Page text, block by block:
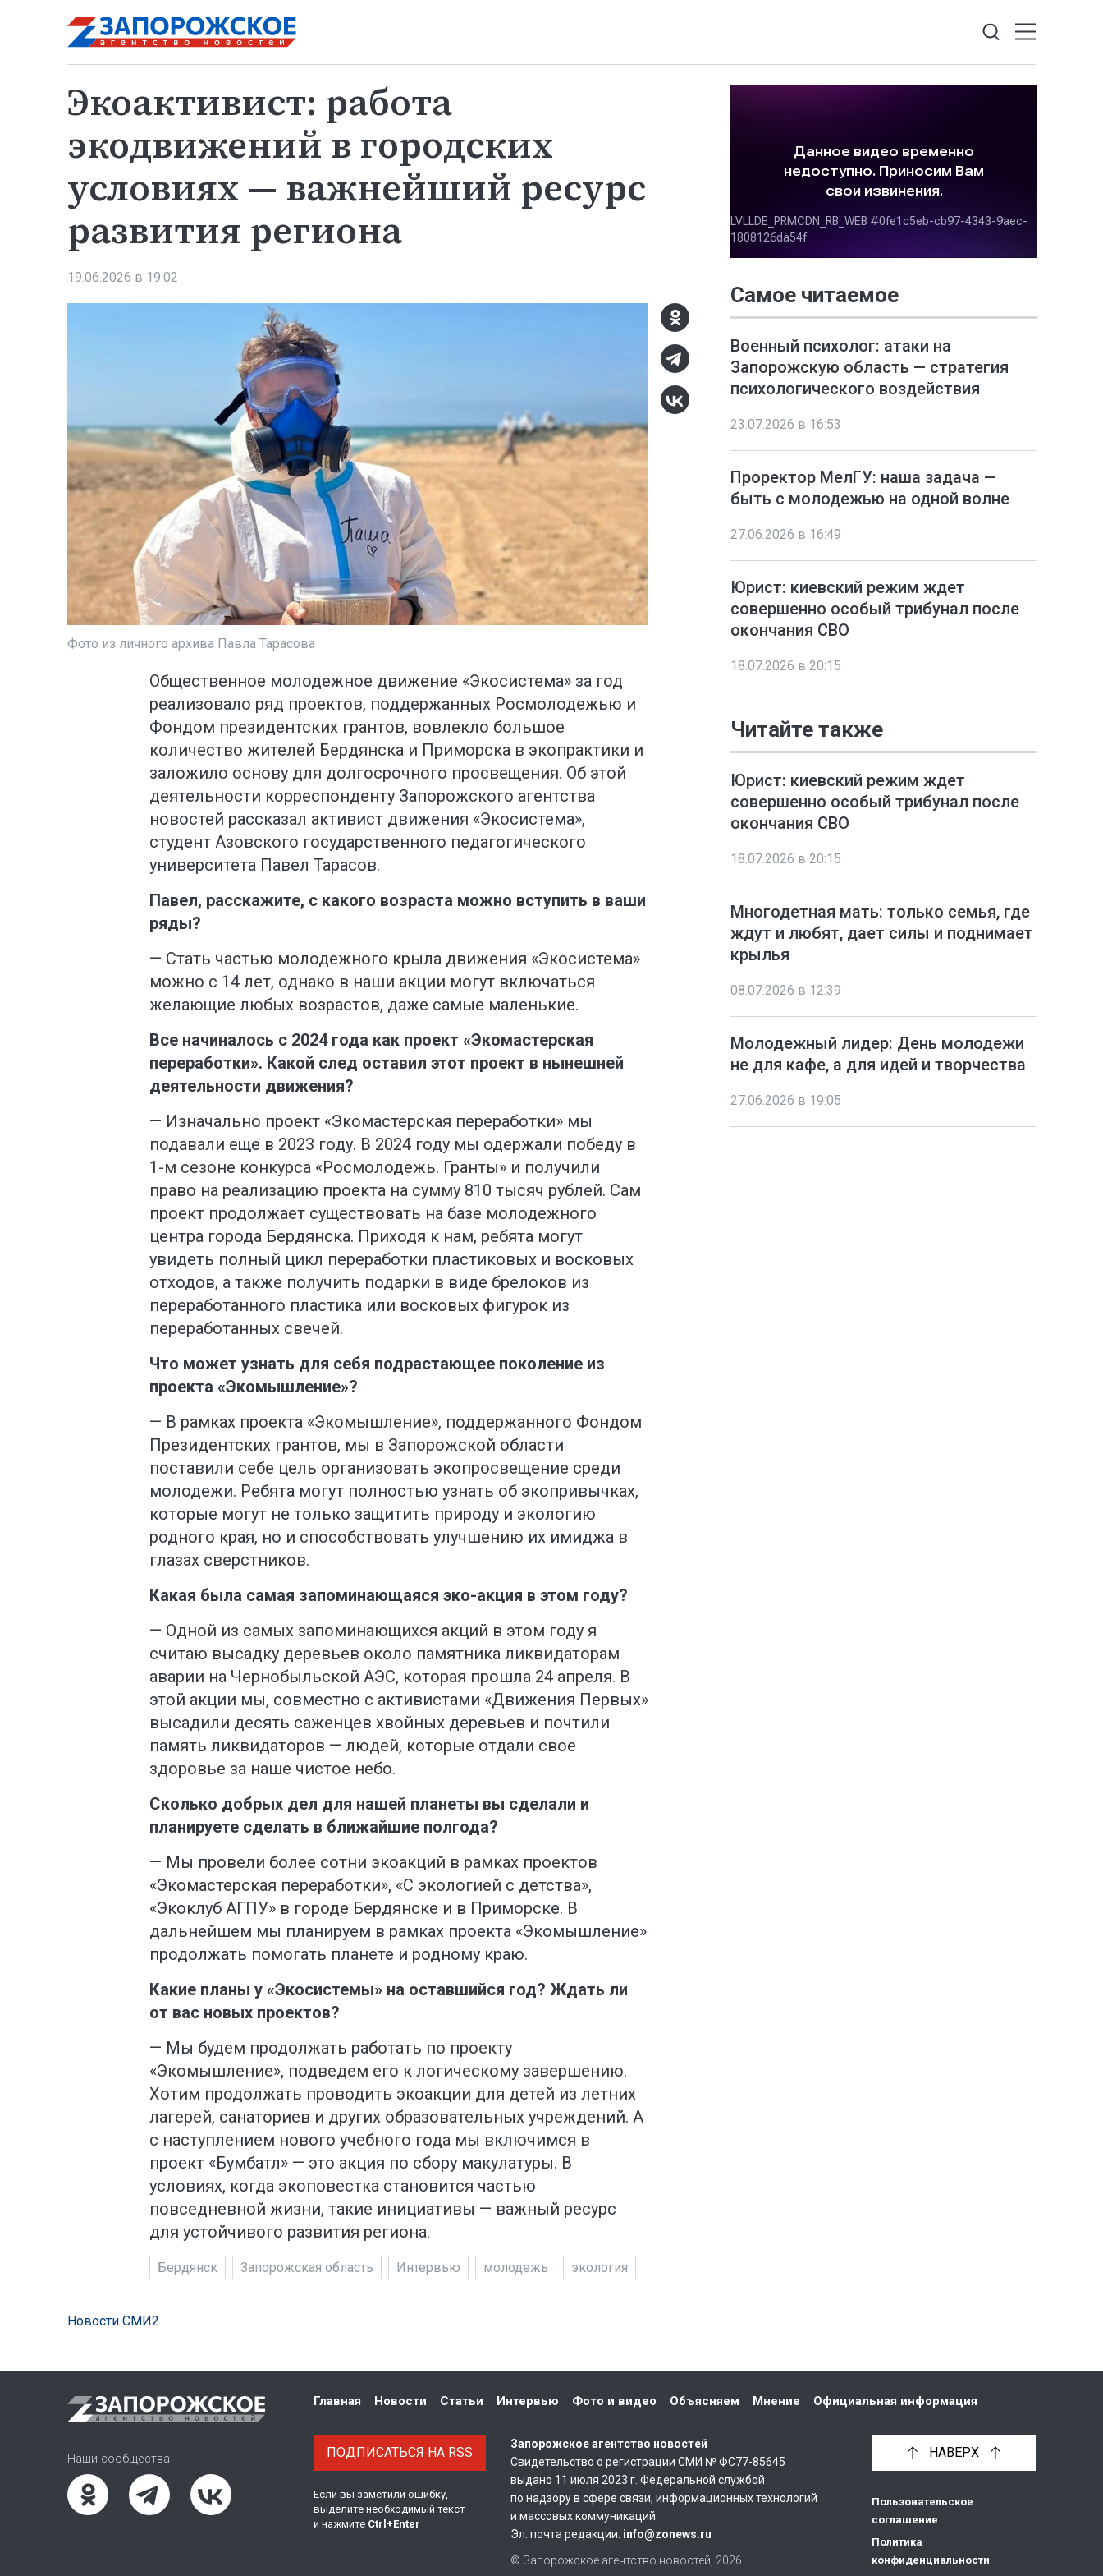
Экоактивист: работа
экодвижений в городских
условиях — важнейший ресурс
развития региона
19.06.2026 в 19:02
Фото из личного архива Павла Тарасова
Общественное молодежное движение «Экосистема» за год
реализовало ряд проектов, поддержанных Росмолодежью и
Фондом президентских грантов, вовлекло большое
количество жителей Бердянска и Приморска в экопрактики и
заложило основу для долгосрочного просвещения. Об этой
деятельности корреспонденту Запорожского агентства
новостей рассказал активист движения «Экосистема»,
студент Азовского государственного педагогического
университета Павел Тарасов.
Павел, расскажите, с какого возраста можно вступить в ваши
ряды?
— Стать частью молодежного крыла движения «Экосистема»
можно с 14 лет, однако в наши акции могут включаться
желающие любых возрастов, даже самые маленькие.
Все начиналось с 2024 года как проект «Экомастерская
переработки». Какой след оставил этот проект в нынешней
деятельности движения?
— Изначально проект «Экомастерская переработки» мы
подавали еще в 2023 году. В 2024 году мы одержали победу в
1-м сезоне конкурса «Росмолодежь. Гранты» и получили
право на реализацию проекта на сумму 810 тысяч рублей. Сам
проект продолжает существовать на базе молодежного
центра города Бердянска. Приходя к нам, ребята могут
увидеть полный цикл переработки пластиковых и восковых
отходов, а также получить подарки в виде брелоков из
переработанного пластика или восковых фигурок из
переработанных свечей.
Что может узнать для себя подрастающее поколение из
проекта «Экомышление»?
— В рамках проекта «Экомышление», поддержанного Фондом
Президентских грантов, мы в Запорожской области
поставили себе цель организовать экопросвещение среди
молодежи. Ребята могут полностью узнать об экопривычках,
которые могут не только защитить природу и экологию
родного края, но и способствовать улучшению их имиджа в
глазах сверстников.
Какая была самая запоминающаяся эко-акция в этом году?
— Одной из самых запоминающихся акций в этом году я
считаю высадку деревьев около памятника ликвидаторам
аварии на Чернобыльской АЭС, которая прошла 24 апреля. В
этой акции мы, совместно с активистами «Движения Первых»
высадили десять саженцев хвойных деревьев и почтили
память ликвидаторов — людей, которые отдали свое
здоровье за наше чистое небо.
Сколько добрых дел для нашей планеты вы сделали и
планируете сделать в ближайшие полгода?
— Мы провели более сотни экоакций в рамках проектов
«Экомастерская переработки», «С экологией с детства»,
«Экоклуб АГПУ» в городе Бердянске и в Приморске. В
дальнейшем мы планируем в рамках проекта «Экомышление»
продолжать помогать планете и родному краю.
Какие планы у «Экосистемы» на оставшийся год? Ждать ли
от вас новых проектов?
— Мы будем продолжать работать по проекту
«Экомышление», подведем его к логическому завершению.
Хотим продолжать проводить экоакции для детей из летних
лагерей, санаториев и других образовательных учреждений. А
с наступлением нового учебного года мы включимся в
проект «Бумбатл» — это акция по сбору макулатуры. В
условиях, когда экоповестка становится частью
повседневной жизни, такие инициативы — важный ресурс
для устойчивого развития региона.
Бердянск Запорожская область Интервью молодежь экология
Самое читаемое
Военный психолог: атаки на
Запорожскую область — стратегия
психологического воздействия
23.07.2026 в 16:53
Проректор МелГУ: наша задача —
быть с молодежью на одной волне
27.06.2026 в 16:49
Юрист: киевский режим ждет
совершенно особый трибунал после
окончания СВО
18.07.2026 в 20:15
Читайте также
Юрист: киевский режим ждет
совершенно особый трибунал после
окончания СВО
18.07.2026 в 20:15
Многодетная мать: только семья, где
ждут и любят, дает силы и поднимает
крылья
08.07.2026 в 12:39
Молодежный лидер: День молодежи
не для кафе, а для идей и творчества
27.06.2026 в 19:05
Новости СМИ2
НАВЕРХ
Наши сообщества ПОДПИСАТЬСЯ НА RSS
Если вы заметили ошибку,
выделите необходимый текст
и нажмите Ctrl +Enter
Главная Новости Статьи Интервью Фото и видео Объясняем Мнение Официальная информация
Пользовательское
соглашение
Политика
конфиденциальности
Запорожское агентство новостей
Свидетельство о регистрации СМИ № ФС77-85645
выдано 11 июля 2023 г. Федеральной службой
по надзору в сфере связи, информационных технологий
и массовых коммуникаций.
Эл. почта редакции: info@zonews.ru
© Запорожское агентство новостей, 2026